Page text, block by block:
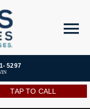
5297
Open 24/7
TAP TO CALL